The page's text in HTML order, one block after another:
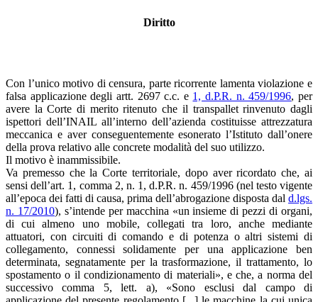
Diritto
Con l’unico motivo di censura, parte ricorrente lamenta violazione e
falsa applicazione degli artt. 2697 c.c. e 1, d.P.R. n. 459/1996, per
avere la Corte di merito ritenuto che il transpallet rinvenuto dagli
ispettori dell’INAIL all’interno dell’azienda costituisse attrezzatura
meccanica e aver conseguentemente esonerato l’Istituto dall’onere
della prova relativo alle concrete modalità del suo utilizzo.
Il motivo è inammissibile.
Va premesso che la Corte territoriale, dopo aver ricordato che, ai
sensi dell’art. 1, comma 2, n. 1, d.P.R. n. 459/1996 (nel testo vigente
all’epoca dei fatti di causa, prima dell’abrogazione disposta dal d.lgs.
n. 17/2010), s’intende per macchina «un insieme di pezzi di organi,
di cui almeno uno mobile, collegati tra loro, anche mediante
attuatori, con circuiti di comando e di potenza o altri sistemi di
collegamento, connessi solidamente per una applicazione ben
determinata, segnatamente per la trasformazione, il trattamento, lo
spostamento o il condizionamento di materiali», e che, a norma del
successivo comma 5, lett. a), «Sono esclusi dal campo di